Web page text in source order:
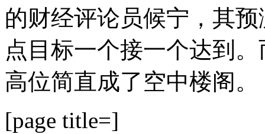
的财经评论员候宁，其预
点目标一个接一个达到
高位简直成了空中楼阁。
[page title=]